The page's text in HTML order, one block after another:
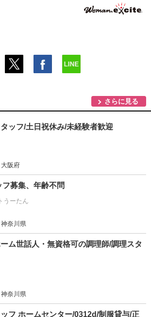
さらに見る
ッフ/土日祝休み/未経験者歓迎
阪府
募集、年齢不問
うーたん
奈川県
ム世話人・無資格可の調理師/調理スタ
奈川県
フ ホームセンター/0312d/制服貸与/正